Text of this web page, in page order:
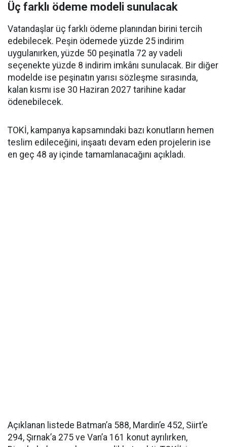
Üç farklı ödeme modeli sunulacak
Vatandaşlar üç farklı ödeme planından birini tercih
edebilecek. Peşin ödemede yüzde 25 indirim
uygulanırken, yüzde 50 peşinatla 72 ay vadeli
seçenekte yüzde 8 indirim imkânı sunulacak. Bir diğer
modelde ise peşinatın yarısı sözleşme sırasında,
kalan kısmı ise 30 Haziran 2027 tarihine kadar
ödenebilecek.
TOKİ, kampanya kapsamındaki bazı konutların hemen
teslim edileceğini, inşaatı devam eden projelerin ise
en geç 48 ay içinde tamamlanacağını açıkladı.
Açıklanan listede Batman’a 588, Mardin’e 452, Siirt’e
294, Şırnak’a 275 ve Van’a 161 konut ayrılırken,